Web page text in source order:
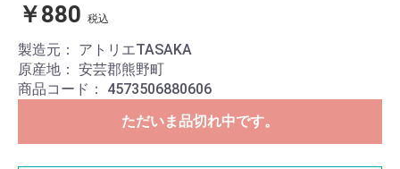
￥880 税込
製造元： アトリエTASAKA
原産地： 安芸郡熊野町
商品コード： 4573506880606
ただいま品切れ中です。